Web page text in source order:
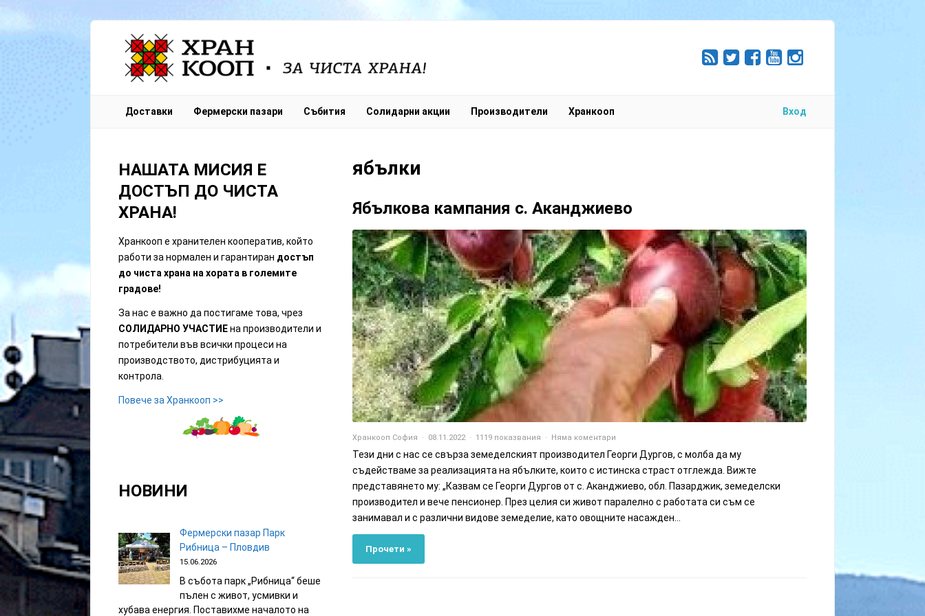
Sign In
Доставки Фермерски пазари Събития Солидарни акции Производители Хранкооп Вход
ябълки
Ябълкова кампания с. Аканджиево
Хранкооп София 08.11.2022 1119 показвания Няма коментари
Тези дни с нас се свърза земеделският производител Георги Дургов, с молба да му
съдействаме за реализацията на ябълките, които с истинска страст отглежда. Вижте
представянето му: „Казвам се Георги Дургов от с. Аканджиево, обл. Пазарджик, земеделски
производител и вече пенсионер. През целия си живот паралелно с работата си съм се
занимавал и с различни видове земеделие, като овощните насажден...
Прочети »
НАШАТА МИСИЯ Е
ДОСТЪП ДО ЧИСТА
ХРАНА!
Хранкооп е хранителен кооператив, който
работи за нормален и гарантиран достъп
до чиста храна на хората в големите
градове!
За нас е важно да постигаме това, чрез
СОЛИДАРНО УЧАСТИЕна производители и
потребители във всички процеси на
производството, дистрибуцията и
контрола.
Повече за Хранкооп >>
НОВИНИ
Фермерски пазар Парк
Рибница – Пловдив
15.06.2026
В събота парк „Рибница“ беше
пълен с живот, усмивки и
хубава енергия. Поставихме началото на